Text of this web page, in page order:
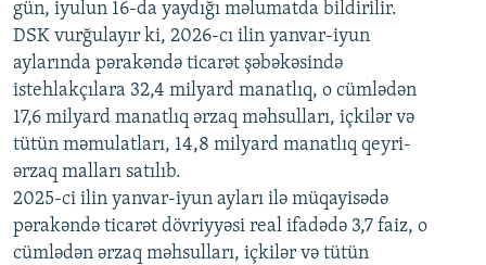
1080p
gün, iyulun 16-da yaydığı məlumatda bildirilir.
DSK vurğulayır ki, 2026-cı ilin yanvar-iyun
aylarında pərakəndə ticarət şəbəkəsində
istehlakçılara 32,4 milyard manatlıq, o cümlədən
17,6 milyard manatlıq ərzaq məhsulları, içkilər və
tütün məmulatları, 14,8 milyard manatlıq qeyri-
ərzaq malları satılıb.
2025-ci ilin yanvar-iyun ayları ilə müqayisədə
pərakəndə ticarət dövriyyəsi real ifadədə 3,7 faiz, o
cümlədən ərzaq məhsulları, içkilər və tütün